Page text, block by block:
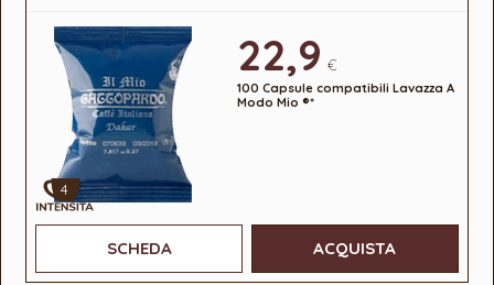
4
22,9 €
100 Capsule compatibili Lavazza A
Modo Mio ®*
SCHEDA ACQUISTA